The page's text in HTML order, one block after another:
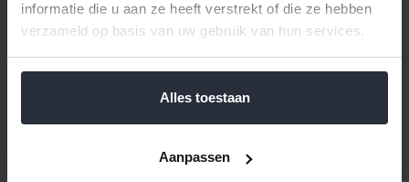
informatie die u aan ze heeft verstrekt of die ze hebben
verzameld op basis van uw gebruik van hun services.
Alles toestaan
Aanpassen
Beschikbaar
In winkelwagen
Beschikbaar
In winkelwagen